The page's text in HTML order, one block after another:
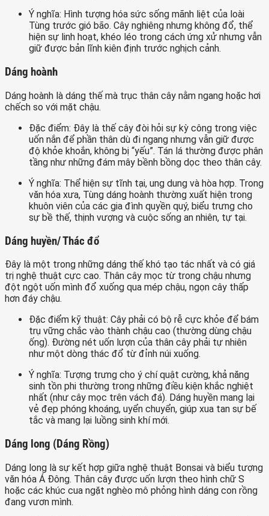
Ý nghĩa: Hình tượng hóa sức sống mãnh liệt của loài
Tùng trước gió bão. Cây nghiêng nhưng không đổ, thể
hiện sự linh hoạt, khéo léo trong cách ứng xử nhưng vẫn
giữ được bản lĩnh kiên định trước nghịch cảnh.
Dáng hoành
Dáng hoành là dáng thế mà trục thân cây nằm ngang hoặc hơi
chếch so với mặt chậu.
Đặc điểm: Đây là thế cây đòi hỏi sự kỳ công trong việc
uốn nắn để phần thân dù đi ngang nhưng vẫn giữ được
độ khỏe khoắn, không bị “yếu”. Tán lá thường được phân
tầng như những đám mây bềnh bồng dọc theo thân cây.
Ý nghĩa: Thể hiện sự tĩnh tại, ung dung và hòa hợp. Trong
văn hóa xưa, Tùng dáng hoành thường xuất hiện trong
khuôn viên của các gia đình quyền quý, biểu trưng cho
sự bề thế, thịnh vượng và cuộc sống an nhiên, tự tại.
Dáng huyền/ Thác đổ
Đây là một trong những dáng thế khó tạo tác nhất và có giá
trị nghệ thuật cực cao. Thân cây mọc từ trong chậu nhưng
đột ngột uốn mình đổ xuống qua mép chậu, ngọn cây thấp
hơn đáy chậu.
Đặc điểm kỹ thuật: Cây phải có bộ rễ cực khỏe để bám
trụ vững chắc vào thành chậu cao (thường dùng chậu
ống). Đường nét uốn lượn của thân cây phải tự nhiên
như một dòng thác đổ từ đỉnh núi xuống.
Ý nghĩa: Tượng trưng cho ý chí quật cường, khả năng
sinh tồn phi thường trong những điều kiện khắc nghiệt
nhất (như cây mọc trên vách đá). Dáng huyền mang lại
vẻ đẹp phóng khoáng, uyển chuyển, giúp xua tan sự bế
tắc và mang lại luồng sinh khí mới.
Dáng long (Dáng Rồng)
Dáng long là sự kết hợp giữa nghệ thuật Bonsai và biểu tượng
văn hóa Á Đông. Thân cây được uốn lượn theo hình chữ S
hoặc các khúc cua ngặt nghèo mô phỏng hình dáng con rồng
đang vươn mình.